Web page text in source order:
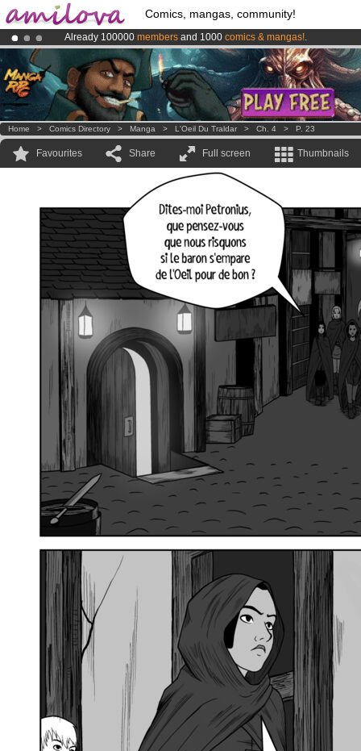
Comics, mangas, community!
Already 100000 members and 1000 comics & mangas!.
Premium membership from3.95 eurosper month !Get membership
AmilovaKickstarter is now LIVE!.
Home > Comics Directory > Manga > L'Oeil Du Traldar > Ch. 4 > P. 23
Favourites Share Full screen Thumbnails